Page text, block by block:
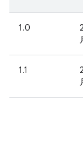
1.0
1.1